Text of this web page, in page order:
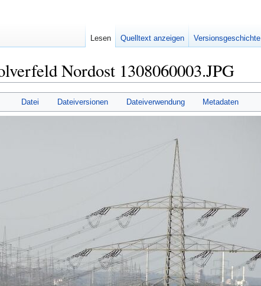
Nordost 1308060003.JPG
Datei Dateiversionen Dateiverwendung Metadaten
Lesen Quelltext anzeigen Versionsgeschichte